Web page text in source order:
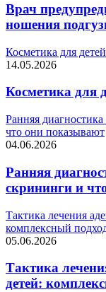
Врач
ношения
Косметика для
14.05.2026
Косметика для
Ранняя
что они показывают
04.06.2026
Ранняя
скрининги и
Тактика лечения
комплексный
05.06.2026
Тактика
детей: